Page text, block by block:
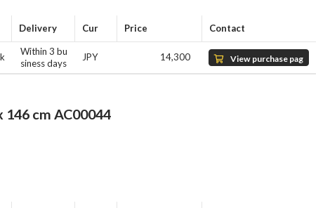
Delivery Cur Price Contact
Within 3 bu
siness days
JPY 14,300
View purchase pag
e
146 cm AC00044